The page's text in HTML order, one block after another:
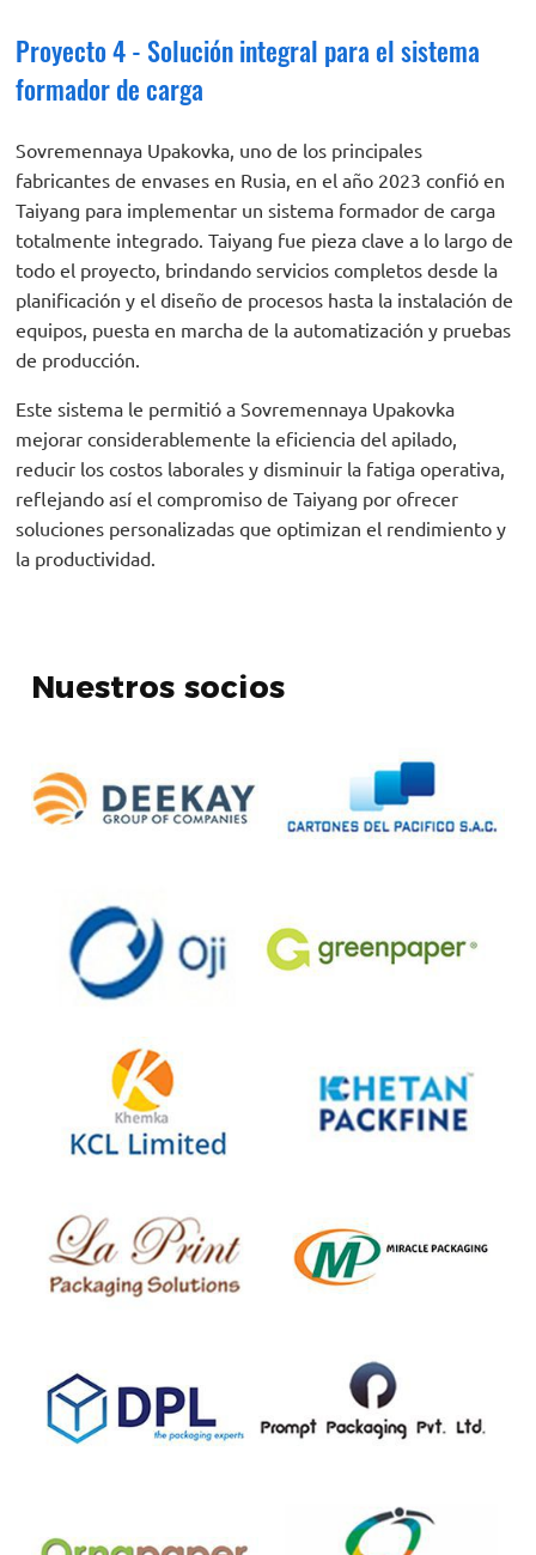
Proyecto 4 - Solución integral para el sistema
formador de carga
Sovremennaya Upakovka, uno de los principales
fabricantes de envases en Rusia, en el año 2023 confió en
Taiyang para implementar un sistema formador de carga
totalmente integrado. Taiyang fue pieza clave a lo largo de
todo el proyecto, brindando servicios completos desde la
planificación y el diseño de procesos hasta la instalación de
equipos, puesta en marcha de la automatización y pruebas
de producción.
Este sistema le permitió a Sovremennaya Upakovka
mejorar considerablemente la eficiencia del apilado,
reducir los costos laborales y disminuir la fatiga operativa,
reflejando así el compromiso de Taiyang por ofrecer
soluciones personalizadas que optimizan el rendimiento y
la productividad.
Nuestros socios